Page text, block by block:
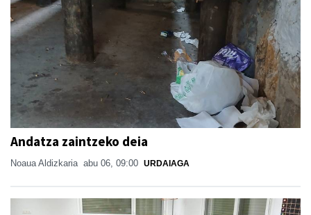
Andatza zaintzeko deia
Noaua Aldizkaria abu 06, 09:00 URDAIAGA